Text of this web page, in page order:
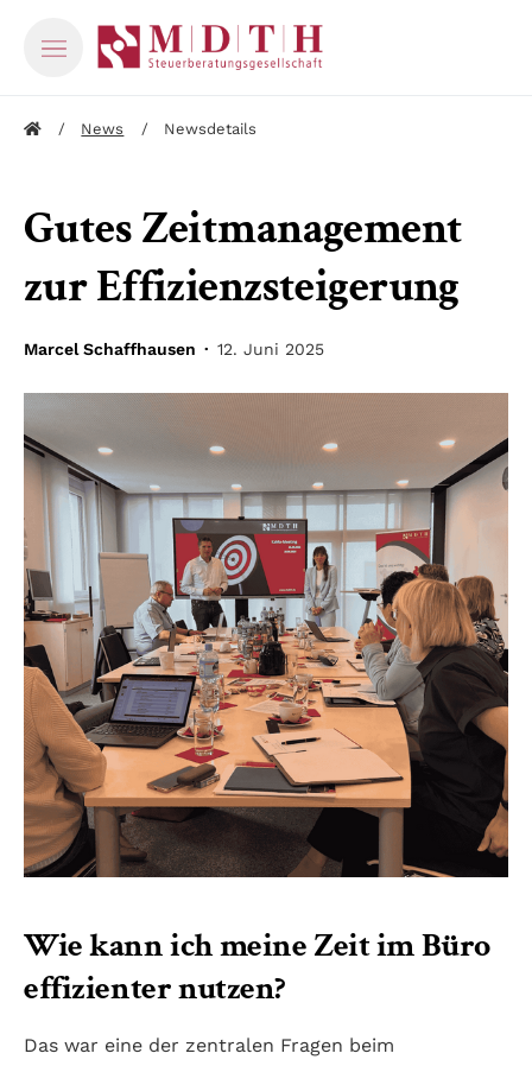
News Newsdetails
Gutes Zeitmanagement
zur Effizienzsteigerung
Marcel Schaffhausen · 12. Juni 2025
Wie kann ich meine Zeit im Büro
effizienter nutzen?
Das war eine der zentralen Fragen beim